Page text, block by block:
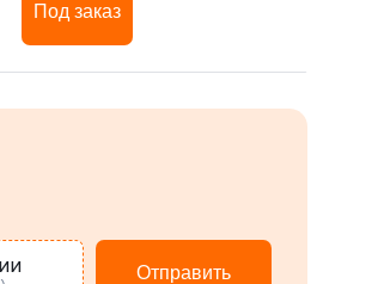
Под заказ
Отправить